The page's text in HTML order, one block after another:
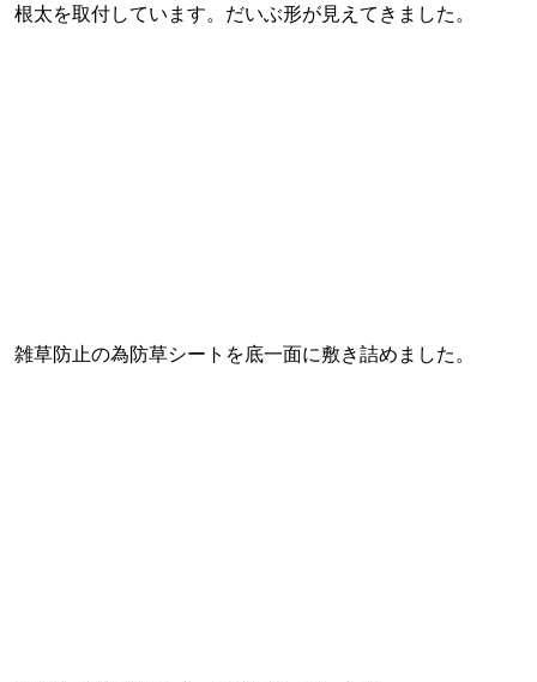
根太を取付しています。だいぶ形が見えてきました。
雑草防止の為防草シートを底一面に敷き詰めました。